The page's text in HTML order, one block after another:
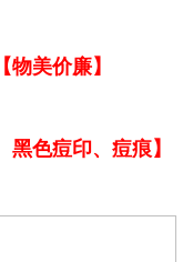
美价廉】
色痘印、痘痕】